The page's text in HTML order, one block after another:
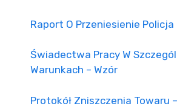
Raport O Przeniesienie Policja
Świadectwa Pracy W
Warunkach – Wzór
Protokół Zniszczenia Towaru